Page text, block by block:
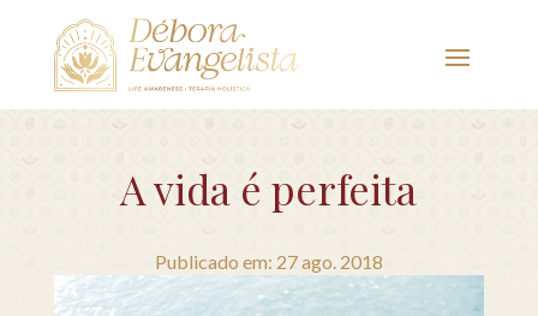
A vida é perfeita
Publicado em: 27 ago. 2018